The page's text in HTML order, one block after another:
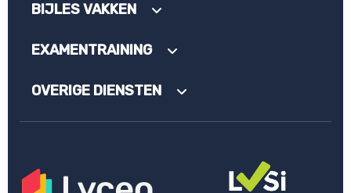
BIJLES VAKKEN
EXAMENTRAINING
OVERIGE DIENSTEN